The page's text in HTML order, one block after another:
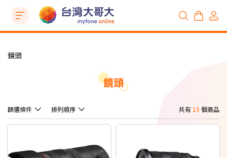
鏡頭
鏡頭
篩選條件 排列順序 共有 15 個商品